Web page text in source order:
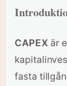
CAPEX är
fasta